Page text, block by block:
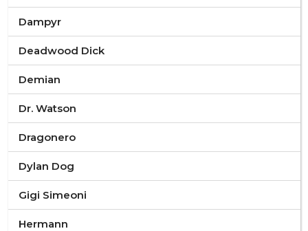
Dampyr
Deadwood Dick
Demian
Dr. Watson
Dragonero
Dylan Dog
Gigi Simeoni
Hermann